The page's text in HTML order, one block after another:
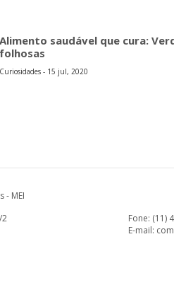
Alimento saudável que cura:
folhosas
Curiosidades - 15 jul, 2020
- MEI
2
Fone: (11)
E-mail: